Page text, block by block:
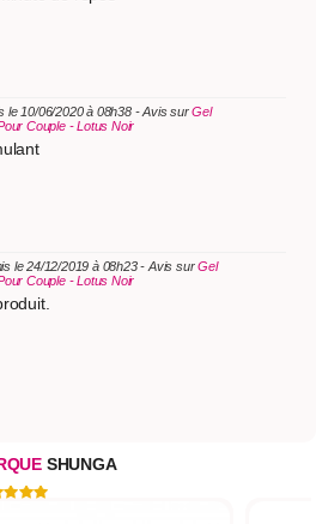
le 10/06/2020 à 08h38 - Avis surGel
Couple - Lotus Noir
le 24/12/2019 à 08h23 - Avis surGel
Couple - Lotus Noir
SHUNGA